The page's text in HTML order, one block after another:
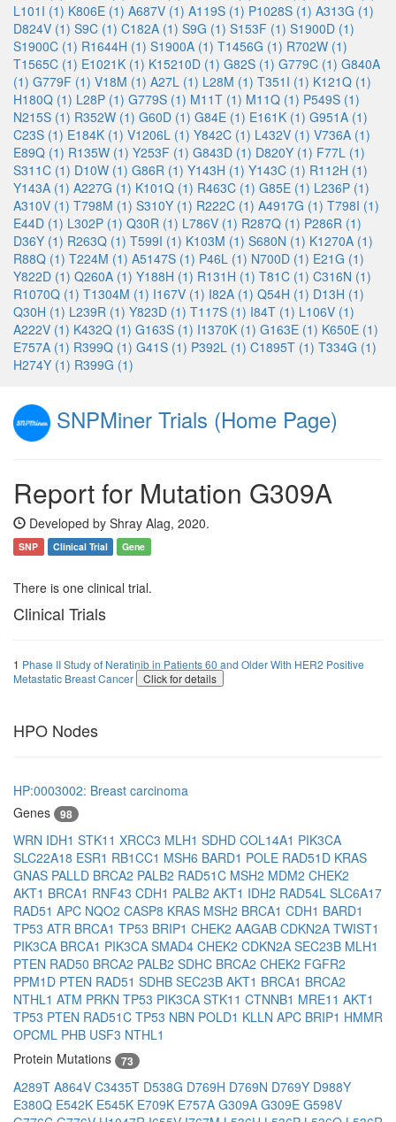
L101I (1) K806E (1) A687V (1) A119S (1) P1028S (1) A313G (1)
D824V (1) S9C (1) C182A (1) S9G (1) S153F (1) S1900D (1)
S1900C (1) R1644H (1) S1900A (1) T1456G (1) R702W (1)
T1565C (1) E1021K (1) K15210D (1) G82S (1) G779C (1) G840A
(1) G779F (1) V18M (1) A27L (1) L28M (1) T351I (1) K121Q (1)
H180Q (1) L28P (1) G779S (1) M11T (1) M11Q (1) P549S (1)
N215S (1) R352W (1) G60D (1) G84E (1) E161K (1) G951A (1)
C23S (1) E184K (1) V1206L (1) Y842C (1) L432V (1) V736A (1)
E89Q (1) R135W (1) Y253F (1) G843D (1) D820Y (1) F77L (1)
S311C (1) D10W (1) G86R (1) Y143H (1) Y143C (1) R112H (1)
Y143A (1) A227G (1) K101Q (1) R463C (1) G85E (1) L236P (1)
A310V (1) T798M (1) S310Y (1) R222C (1) A4917G (1) T798I (1)
E44D (1) L302P (1) Q30R (1) L786V (1) R287Q (1) P286R (1)
D36Y (1) R263Q (1) T599I (1) K103M (1) S680N (1) K1270A (1)
R88Q (1) T224M (1) A5147S (1) P46L (1) N700D (1) E21G (1)
Y822D (1) Q260A (1) Y188H (1) R131H (1) T81C (1) C316N (1)
R1070Q (1) T1304M (1) I167V (1) I82A (1) Q54H (1) D13H (1)
Q30H (1) L239R (1) Y823D (1) T117S (1) I84T (1) L106V (1)
A222V (1) K432Q (1) G163S (1) I1370K (1) G163E (1) K650E (1)
E757A (1) R399Q (1) G41S (1) P392L (1) C1895T (1) T334G (1)
H274Y (1) R399G (1)
SNPMiner Trials (Home Page)
Report for Mutation G309A
Developed by Shray Alag, 2020.
SNP Clinical Trial Gene
There is one clinical trial.
Clinical Trials
1 Phase II Study of Neratinib in Patients 60 and Older With HER2 Positive
Metastatic Breast Cancer
Click for details
HPO Nodes
HP:0003002: Breast carcinoma
Genes
98
WRN IDH1 STK11 XRCC3 MLH1 SDHD COL14A1 PIK3CA
SLC22A18 ESR1 RB1CC1 MSH6 BARD1 POLE RAD51D KRAS
GNAS PALLD BRCA2 PALB2 RAD51C MSH2 MDM2 CHEK2
AKT1 BRCA1 RNF43 CDH1 PALB2 AKT1 IDH2 RAD54L SLC6A17
RAD51 APC NQO2 CASP8 KRAS MSH2 BRCA1 CDH1 BARD1
TP53 ATR BRCA1 TP53 BRIP1 CHEK2 AAGAB CDKN2A TWIST1
PIK3CA BRCA1 PIK3CA SMAD4 CHEK2 CDKN2A SEC23B MLH1
PTEN RAD50 BRCA2 PALB2 SDHC BRCA2 CHEK2 FGFR2
PPM1D PTEN RAD51 SDHB SEC23B AKT1 BRCA1 BRCA2
NTHL1 ATM PRKN TP53 PIK3CA STK11 CTNNB1 MRE11 AKT1
TP53 PTEN RAD51C TP53 NBN POLD1 KLLN APC BRIP1 HMMR
OPCML PHB USF3 NTHL1
Protein Mutations
73
A289T A864V C3435T D538G D769H D769N D769Y D988Y
E380Q E542K E545K E709K E757A G309A G309E G598V